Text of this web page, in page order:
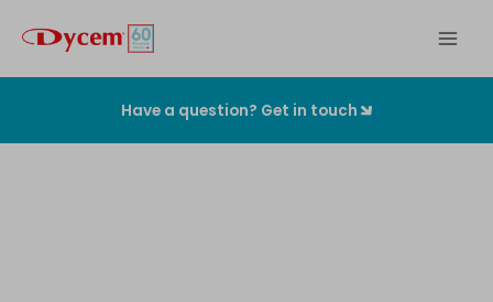
Inhalt
springen
Have a question? Get in touch